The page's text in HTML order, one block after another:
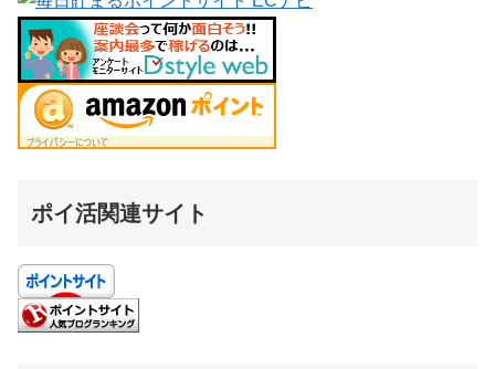
ポイ活関連サイト